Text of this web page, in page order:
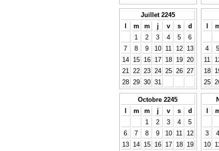
Juillet 2245
l
m m j v s
d
1
2 3 4 5
6
7
8 9 10 11 12
13
14
15 16 17 18 19
20
21
22 23 24 25 26
27
28
29 30 31
l
4
5
11
18
25
Octobre 2245
l
m m j v s
d
1
2 3 4
5
6
7 8 9 10 11
12
13
14 15 16 17 18
19
l
3
4
10